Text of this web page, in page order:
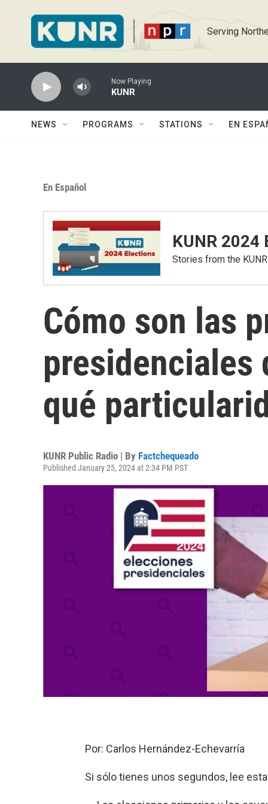
Serving
Now Playing
KUNR
NEWS PROGRAMS STATIONS EN
En Español
KUNR 2024
Stories from the
Cómo son las
presidenciales
qué
KUNR Public Radio | By Factchequeado
Published January 25, 2024 at 2:34 PM PST
Por: Carlos Hernández-Echevarría
Si sólo tienes unos segundos, lee